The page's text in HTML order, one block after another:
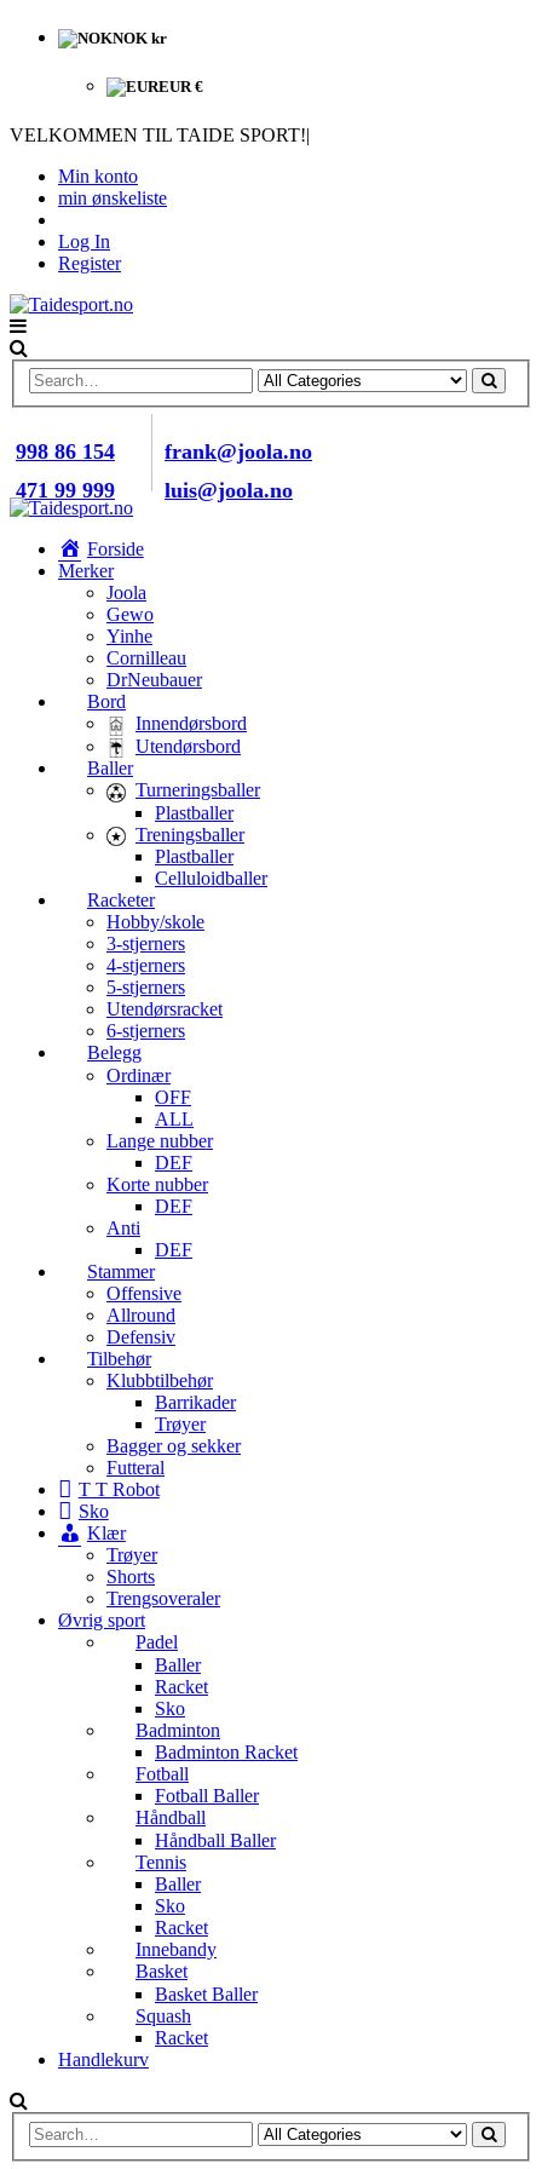
NOK kr
EUR €
VELKOMMEN TIL TAIDE SPORT!|
Min konto
min ønskeliste
Log In
Register
998 86 154
471 99 999
frank@joola.no
luis@joola.no
Forside
Merker
Joola
Gewo
Yinhe
Cornilleau
DrNeubauer
Bord
Innendørsbord
Utendørsbord
Baller
Turneringsballer
Plastballer
Treningsballer
Plastballer
Celluloidballer
Racketer
Hobby/skole
3-stjerners
4-stjerners
5-stjerners
Utendørsracket
6-stjerners
Belegg
Ordinær
OFF
ALL
Lange nubber
DEF
Korte nubber
DEF
Anti
DEF
Stammer
Offensive
Allround
Defensiv
Tilbehør
Klubbtilbehør
Barrikader
Trøyer
Bagger og sekker
Futteral
T T Robot
Sko
Klær
Trøyer
Shorts
Trengsoveraler
Øvrig sport
Padel
Baller
Racket
Sko
Badminton
Badminton Racket
Fotball
Fotball Baller
Håndball
Håndball Baller
Tennis
Baller
Sko
Racket
Innebandy
Basket
Basket Baller
Squash
Racket
Handlekurv